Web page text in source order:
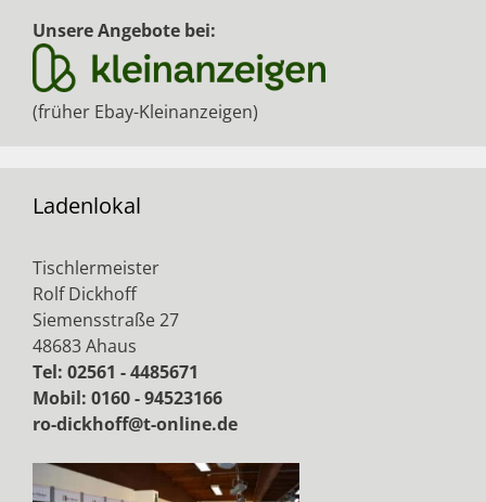
Unsere Angebote bei:
(früher Ebay-Kleinanzeigen)
Ladenlokal
Tischlermeister
Rolf Dickhoff
Siemensstraße 27
48683 Ahaus
Tel: 02561 - 4485671
Mobil: 0160 - 94523166
ro-dickhoff@t-online.de